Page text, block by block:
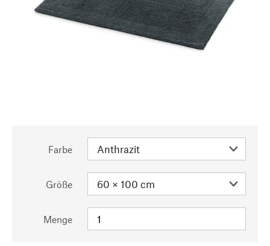
Farbe
Größe
Menge